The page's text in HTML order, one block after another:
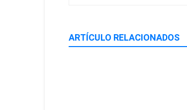
ARTÍCULO RELACIONADOS